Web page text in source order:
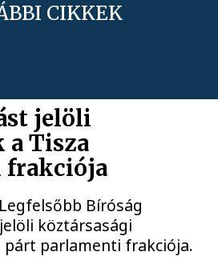
CIKKEK
jelöli
a Tisza
frakciója
Bíróság
köztársasági
párt parlamenti frakciója.